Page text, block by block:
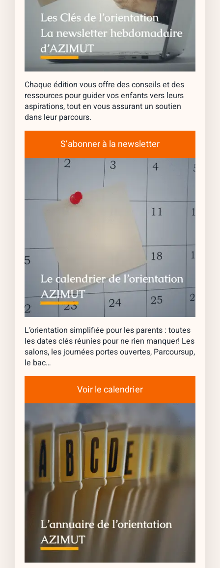
Chaque édition vous offre des conseils et des
ressources pour guider vos enfants vers leurs
aspirations, tout en vous assurant un soutien
dans leur parcours.
S’abonner à la newsletter
L’orientation simplifiée pour les parents : toutes
les dates clés réunies pour ne rien manquer! Les
salons, les journées portes ouvertes, Parcoursup,
le bac…
Voir le calendrier